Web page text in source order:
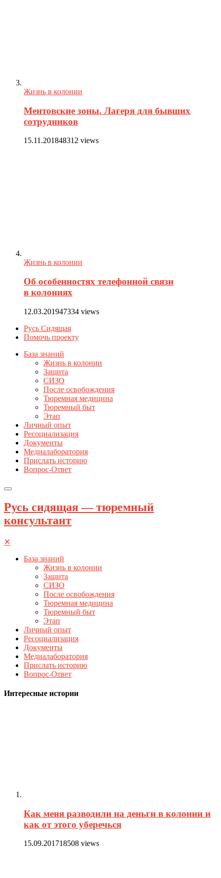
Жизнь в колонии
Ментовские зоны. Лагеря для бывших
сотрудников
15.11.201848312 views
Жизнь в колонии
Об особенностях телефонной связи
в колониях
12.03.201947334 views
Русь Сидящая
Помочь проекту
База знаний
Жизнь в колонии
Защита
СИЗО
После освобождения
Тюремная медицина
Тюремный быт
Этап
Личный опыт
Ресоциализация
Документы
Медиалаборатория
Прислать историю
Вопрос-Ответ
Русь сидящая — тюремный
консультант
✕
База знаний
Жизнь в колонии
Защита
СИЗО
После освобождения
Тюремная медицина
Тюремный быт
Этап
Личный опыт
Ресоциализация
Документы
Медиалаборатория
Прислать историю
Вопрос-Ответ
Интересные истории
Как меня разводили на деньги в колонии и
как от этого уберечься
15.09.201718508 views